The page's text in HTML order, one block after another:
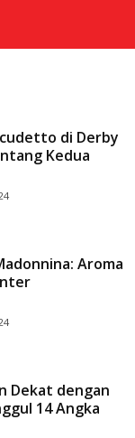
di Derby
Kedua
Aroma
Dekat dengan
14 Angka